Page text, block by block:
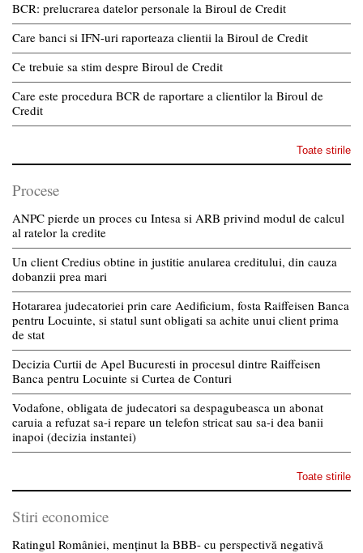
BCR: prelucrarea datelor personale la Biroul de Credit
Care banci si IFN-uri raporteaza clientii la Biroul de Credit
Ce trebuie sa stim despre Biroul de Credit
Care este procedura BCR de raportare a clientilor la Biroul de
Credit
Toate stirile
Procese
ANPC pierde un proces cu Intesa si ARB privind modul de calcul
al ratelor la credite
Un client Credius obtine in justitie anularea creditului, din cauza
dobanzii prea mari
Hotararea judecatoriei prin care Aedificium, fosta Raiffeisen Banca
pentru Locuinte, si statul sunt obligati sa achite unui client prima
de stat
Decizia Curtii de Apel Bucuresti in procesul dintre Raiffeisen
Banca pentru Locuinte si Curtea de Conturi
Vodafone, obligata de judecatori sa despagubeasca un abonat
caruia a refuzat sa-i repare un telefon stricat sau sa-i dea banii
inapoi (decizia instantei)
Toate stirile
Stiri economice
Ratingul României, menținut la BBB- cu perspectivă negativă